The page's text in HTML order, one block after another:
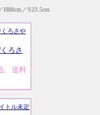
H88cm／S23.5cm
ろさ
、送料